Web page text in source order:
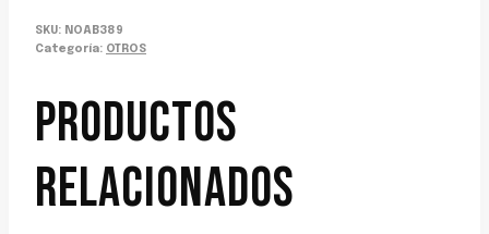
SKU: NOAB389
Categoría: OTROS
PRODUCTOS
RELACIONADOS